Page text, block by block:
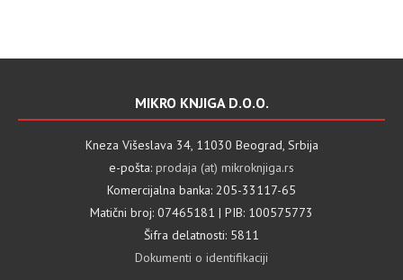
MIKRO KNJIGA D.O.O.
Kneza Višeslava 34, 11030 Beograd, Srbija
e-pošta: prodaja (at) mikroknjiga.rs
Komercijalna banka: 205-33117-65
Matični broj: 07465181 | PIB: 100575773
Šifra delatnosti: 5811
Dokumenti o identifikaciji